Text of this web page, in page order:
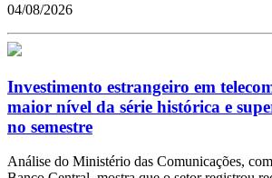
04/08/2026
Investimento estrangeiro em
maior nível da série histórica e
no semestre
Análise do Ministério das Comunicações,